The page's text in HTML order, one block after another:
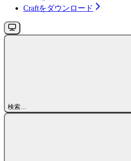
Craftをダウンロード
検索...